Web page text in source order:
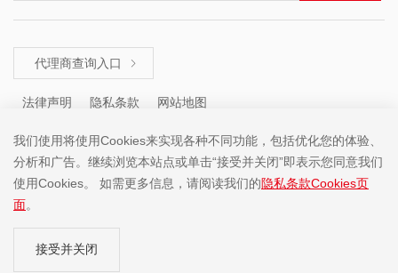
代理商查询入口 
法律声明 隐私条款 网站地图
咨询热线 ： +86 (755) 8671 5143
我们使用将使用Cookies来实现各种不同功能，包括优化您的体验、
分析和广告。继续浏览本站点或单击“接受并关闭”即表示您同意我们
使用Cookies。 如需更多信息，请阅读我们的隐私条款Cookies页
面。
接受并关闭